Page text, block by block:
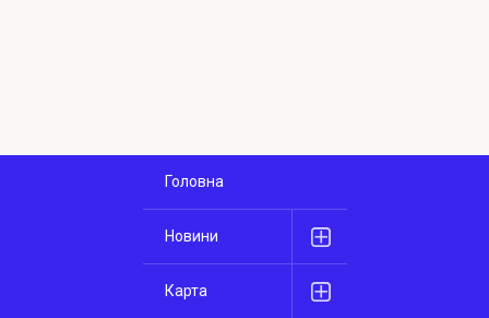
Головна
Новини
Карта